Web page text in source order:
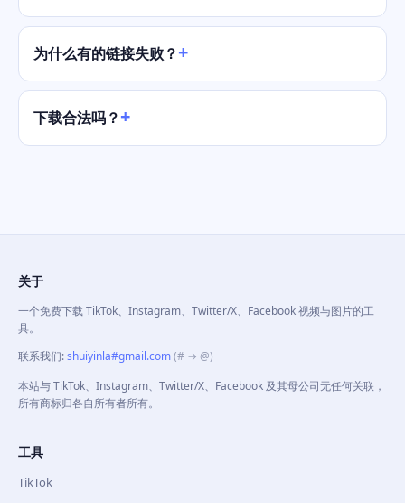
为什么有的链接失败？
下载合法吗？
关于
一个免费下载 TikTok、Instagram、Twitter/X、Facebook 视频与图片的工
具。
联系我们:shuiyinla#gmail.com(# → @)
本站与 TikTok、Instagram、Twitter/X、Facebook 及其母公司无任何关联，
所有商标归各自所有者所有。
工具
TikTok